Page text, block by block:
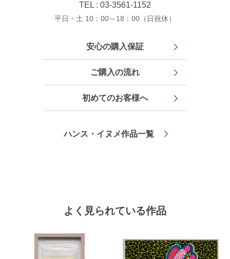
TEL : 03-3561-1152
平日・土 10：00～18：00（日祝休）
安心の購入保証
ご購入の流れ
初めてのお客様へ
ハンス・イヌメ作品一覧
よく見られている作品